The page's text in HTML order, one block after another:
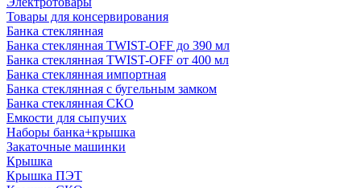
Товары для консервирования
Банка стеклянная
Банка стеклянная TWIST-OFF до 390 мл
Банка стеклянная TWIST-OFF от 400 мл
Банка стеклянная импортная
Банка стеклянная с бугельным замком
Банка стеклянная СКО
Емкости для сыпучих
Наборы банка+крышка
Закаточные машинки
Крышка
Крышка ПЭТ